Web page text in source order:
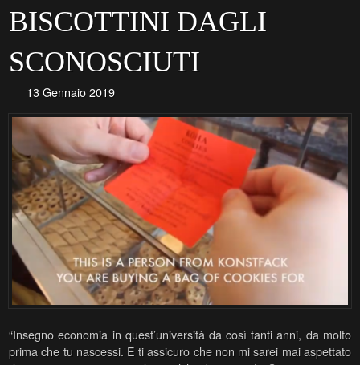
BISCOTTINI DAGLI
SCONOSCIUTI
13 Gennaio 2019
“Insegno economia in quest’università da così tanti anni, da molto
prima che tu nascessi. E ti assicuro che non mi sarei mai aspettato